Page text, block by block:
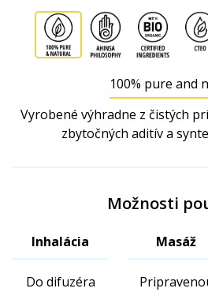
100% pure and
Vyrobené výhradne z čistých
zbytočných aditív a
Možnosti
Inhalácia
Do difuzéra
Masáž